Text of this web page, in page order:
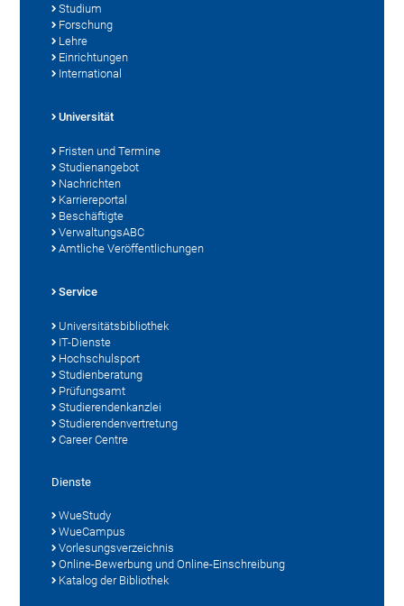
Studium
Forschung
Lehre
Einrichtungen
International
Universität
Fristen und Termine
Studienangebot
Nachrichten
Karriereportal
Beschäftigte
VerwaltungsABC
Amtliche Veröffentlichungen
Service
Universitätsbibliothek
IT-Dienste
Hochschulsport
Studienberatung
Prüfungsamt
Studierendenkanzlei
Studierendenvertretung
Career Centre
Dienste
WueStudy
WueCampus
Vorlesungsverzeichnis
Online-Bewerbung und Online-Einschreibung
Katalog der Bibliothek